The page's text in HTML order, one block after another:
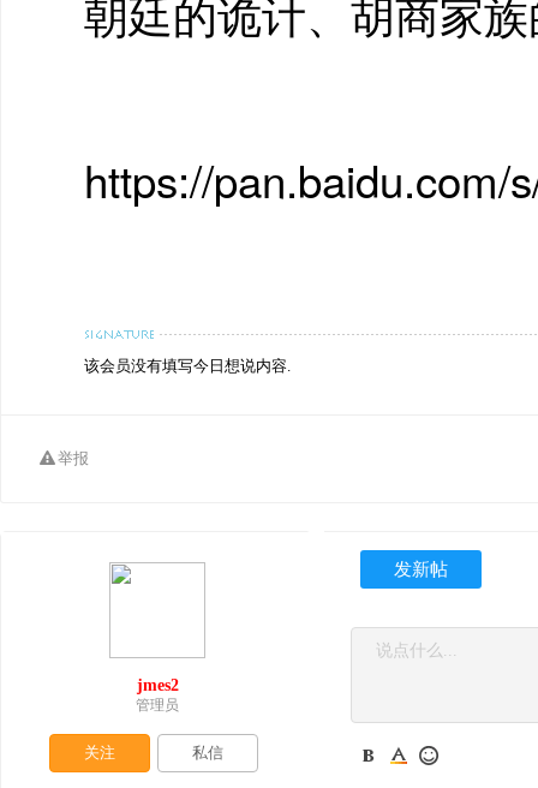
朝廷的诡计、胡商家
https://pan.baidu.com/
该会员没有填写今日想说内容.
举报
发新帖
jmes2
管理员
关注 私信